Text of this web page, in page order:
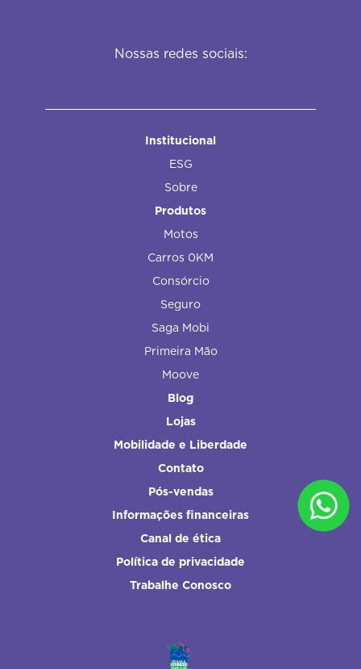
Nossas redes sociais:
Institucional
ESG
Sobre
Produtos
Motos
Carros 0KM
Consórcio
Seguro
Saga Mobi
Primeira Mão
Moove
Blog
Lojas
Mobilidade e Liberdade
Contato
Pós-vendas
Informações financeiras
Canal de ética
Política de privacidade
Trabalhe Conosco